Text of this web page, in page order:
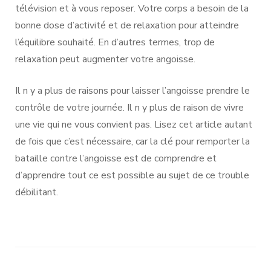
télévision et à vous reposer. Votre corps a besoin de la
bonne dose d’activité et de relaxation pour atteindre
l’équilibre souhaité. En d’autres termes, trop de
relaxation peut augmenter votre angoisse.
Il n y a plus de raisons pour laisser l’angoisse prendre le
contrôle de votre journée. Il n y plus de raison de vivre
une vie qui ne vous convient pas. Lisez cet article autant
de fois que c’est nécessaire, car la clé pour remporter la
bataille contre l’angoisse est de comprendre et
d’apprendre tout ce est possible au sujet de ce trouble
débilitant.